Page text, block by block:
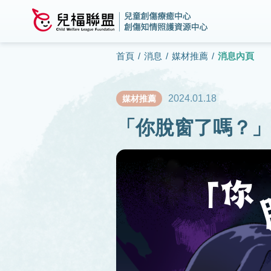
首頁 / 消息 / 媒材推薦 / 消息內頁
媒材推薦 2024.01.18
「你脫窗了嗎？